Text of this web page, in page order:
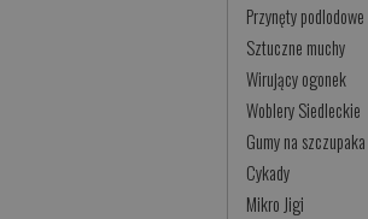
Przynęty podlodowe
Sztuczne muchy
Wirujący ogonek
Woblery Siedleckie
Gumy na szczupaka
Cykady
Mikro Jigi